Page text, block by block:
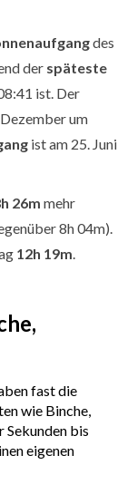
des
der späteste
ist. Der
um
ist am 25. Juni
26m mehr
8h 04m).
12h 19m
fast die
wie Binche,
bis
eigenen